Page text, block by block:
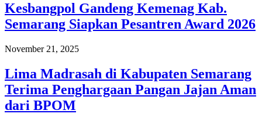
Kesbangpol Gandeng Kemenag Kab.
Semarang Siapkan Pesantren Award 2026
November 21, 2025
Lima Madrasah di Kabupaten Semarang
Terima Penghargaan Pangan Jajan Aman
dari BPOM